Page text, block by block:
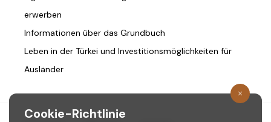
erwerben
Informationen über das Grundbuch
Leben in der Türkei und Investitionsmöglichkeiten für
Ausländer
Cookie-Richtlinie